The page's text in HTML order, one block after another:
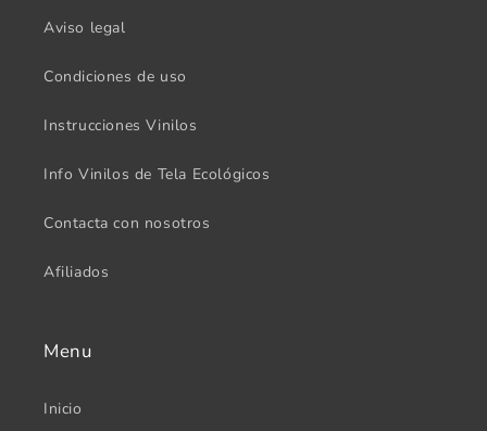
Aviso legal
Condiciones de uso
Instrucciones Vinilos
Info Vinilos de Tela Ecológicos
Contacta con nosotros
Afiliados
Menu
Inicio